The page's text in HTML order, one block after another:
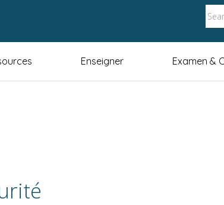
Enseigner Examen &